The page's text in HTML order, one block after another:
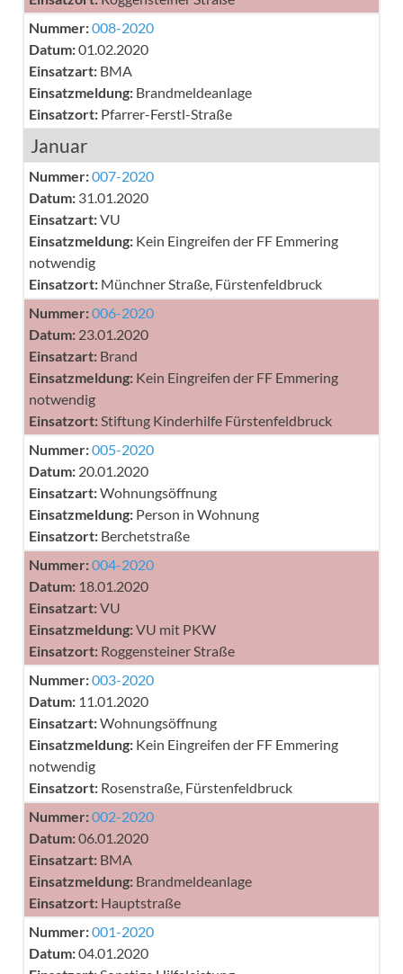
Nummer:008-2020
Datum:01.02.2020
Einsatzart: BMA
Einsatzmeldung: Brandmeldeanlage
Einsatzort: Pfarrer-Ferstl-Straße
Januar
Nummer:007-2020
Datum: 31.01.2020
Einsatzart:VU
Einsatzmeldung: Kein Eingreifen der FF Emmering
notwendig
Einsatzort: Münchner Straße, Fürstenfeldbruck
Nummer:006-2020
Datum: 23.01.2020
Einsatzart: Brand
Einsatzmeldung: Kein Eingreifen der FF Emmering
notwendig
Einsatzort: Stiftung Kinderhilfe Fürstenfeldbruck
Nummer:005-2020
Datum: 20.01.2020
Einsatzart:Wohnungsöffnung
Einsatzmeldung: Person in Wohnung
Einsatzort: Berchetstraße
Nummer:004-2020
Datum: 18.01.2020
Einsatzart:VU
Einsatzmeldung:VU mit PKW
Einsatzort: Roggensteiner Straße
Nummer:003-2020
Datum: 11.01.2020
Einsatzart:Wohnungsöffnung
Einsatzmeldung: Kein Eingreifen der FF Emmering
notwendig
Einsatzort: Rosenstraße, Fürstenfeldbruck
Nummer:002-2020
Datum:06.01.2020
Einsatzart: BMA
Einsatzmeldung: Brandmeldeanlage
Einsatzort: Hauptstraße
Nummer:001-2020
Datum:04.01.2020